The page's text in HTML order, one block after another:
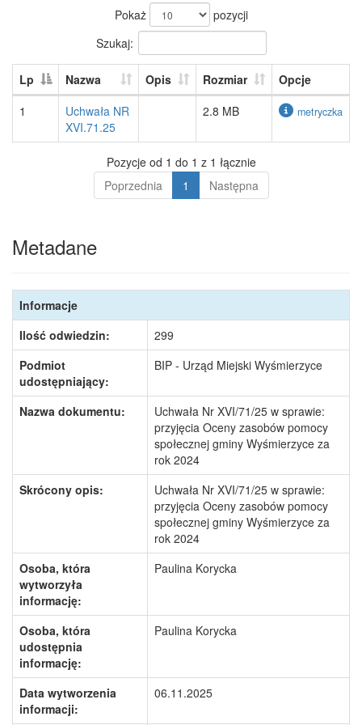
Pokaż
pozycji
Szukaj:
Lp Nazwa Opis Rozmiar
Opcje
1
Uchwała NR
XVI.71.25
2.8 MB metryczka
Pozycje od 1 do 1 z 1 łącznie
Poprzednia
1 Następna
Metadane
Informacje
Ilość odwiedzin:
299
Podmiot
udostępniający:
BIP - Urząd Miejski Wyśmierzyce
Nazwa dokumentu:
Uchwała Nr XVI/71/25 w sprawie:
przyjęcia Oceny zasobów pomocy
społecznej gminy Wyśmierzyce za
rok 2024
Skrócony opis:
Uchwała Nr XVI/71/25 w sprawie:
przyjęcia Oceny zasobów pomocy
społecznej gminy Wyśmierzyce za
rok 2024
Osoba, która
wytworzyła
informację:
Paulina Korycka
Osoba, która
udostępnia
informację:
Paulina Korycka
Data wytworzenia
informacji:
06.11.2025